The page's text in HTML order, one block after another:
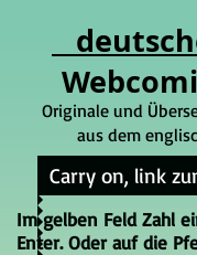
Originale und
aus dem
Carry on, link
Im gelben Feld Zahl
Enter. Oder auf die